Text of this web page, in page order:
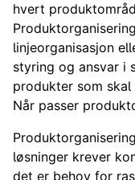
hvert
linjeorganisasjon
styring og ansvar i
produkter som
Når passer
løsninger krever
det er behov for